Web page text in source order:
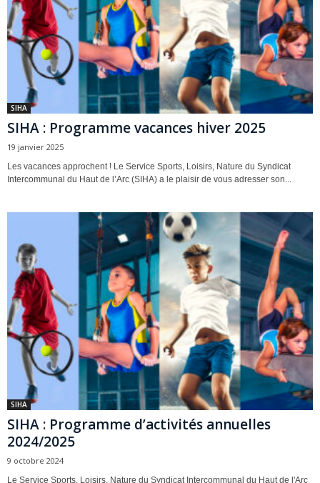
SIHA
SIHA : Programme vacances hiver 2025
19 janvier 2025
Les vacances approchent ! Le Service Sports, Loisirs, Nature du Syndicat
Intercommunal du Haut de l’Arc (SIHA) a le plaisir de vous adresser son...
SIHA
SIHA : Programme d’activités annuelles
2024/2025
9 octobre 2024
Le Service Sports, Loisirs, Nature du Syndicat Intercommunal du Haut de l'Arc